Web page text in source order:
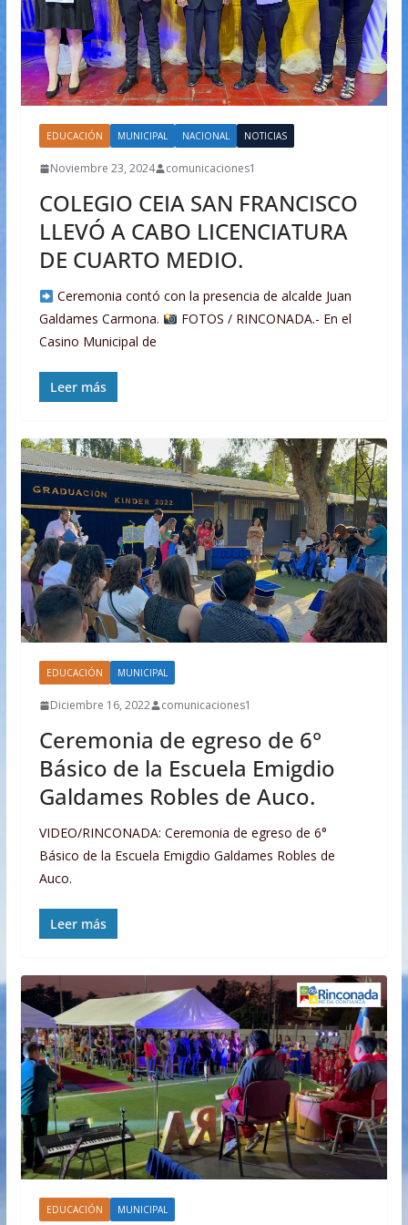
EDUCACIÓN MUNICIPAL NACIONAL NOTICIAS
Noviembre 23, 2024 comunicaciones1
COLEGIO CEIA SAN FRANCISCO
LLEVÓ A CABO LICENCIATURA
DE CUARTO MEDIO.
Ceremonia contó con la presencia de alcalde Juan
Galdames Carmona.
FOTOS / RINCONADA.- En el
Casino Municipal de
Leer más
EDUCACIÓN MUNICIPAL
Diciembre 16, 2022 comunicaciones1
Ceremonia de egreso de 6°
Básico de la Escuela Emigdio
Galdames Robles de Auco.
VIDEO/RINCONADA: Ceremonia de egreso de 6°
Básico de la Escuela Emigdio Galdames Robles de
Auco.
Leer más
EDUCACIÓN MUNICIPAL